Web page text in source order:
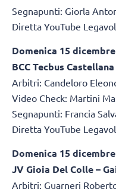
Segnapunti: Giorla
Diretta YouTube
Domenica 15
BCC Tecbus
Arbitri: Candeloro
Video Check: Martini
Segnapunti: Francia
Diretta YouTube
Domenica 15
JV Gioia Del Colle –
Arbitri: Guarneri